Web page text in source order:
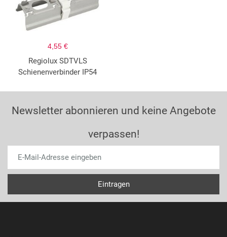
4,55 €
Regiolux SDTVLS
Schienenverbinder IP54
Newsletter abonnieren und keine Angebote
verpassen!